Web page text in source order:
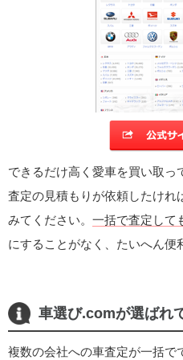
できるだけ高く愛車を買い取っ
査定の見積もりが依頼したけれ
みてください。 一括で査定して
にすることがなく、たいへん便
車選び.comが選ばれ
複数の会社への車査定が一括で